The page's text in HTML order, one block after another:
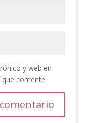
y web en
comente.